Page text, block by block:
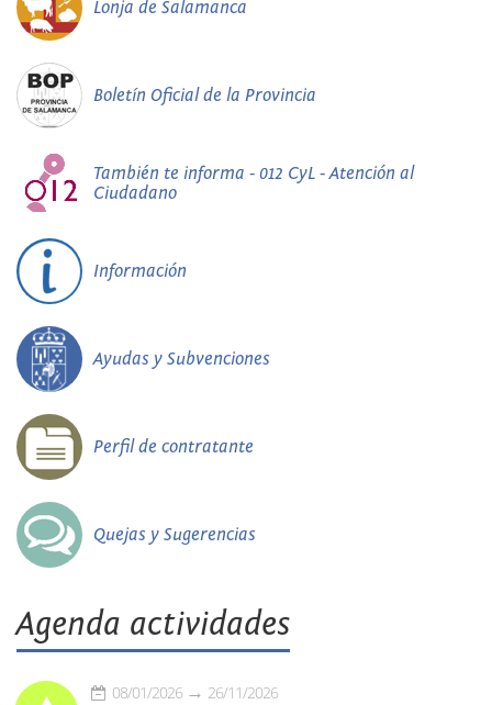
Lonja de Salamanca
Boletín Oficial de la Provincia
También te informa - 012 CyL - Atención al
Ciudadano
Información
Ayudas y Subvenciones
Perfil de contratante
Quejas y Sugerencias
Agenda actividades
08/01/2026 26/11/2026